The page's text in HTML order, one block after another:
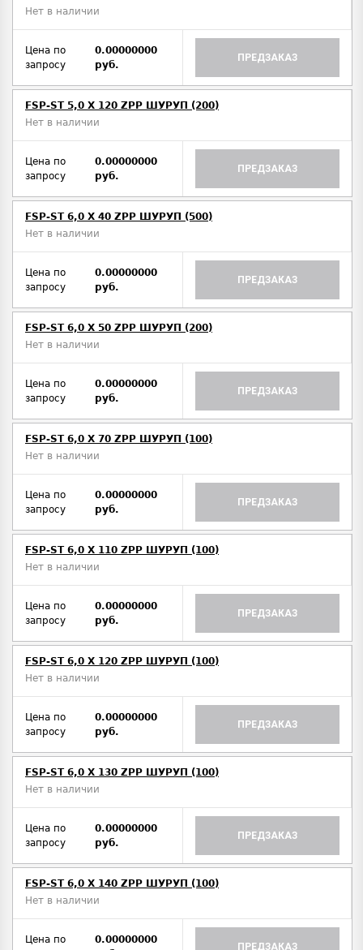
Нет в наличии
Цена по
запросу
0.00000000
руб.
ПРЕДЗАКАЗ
FSP-ST 5,0 X 120 ZPP ШУРУП (200)
Нет в наличии
Цена по
запросу
0.00000000
руб.
ПРЕДЗАКАЗ
FSP-ST 6,0 X 40 ZPP ШУРУП (500)
Нет в наличии
Цена по
запросу
0.00000000
руб.
ПРЕДЗАКАЗ
FSP-ST 6,0 X 50 ZPP ШУРУП (200)
Нет в наличии
Цена по
запросу
0.00000000
руб.
ПРЕДЗАКАЗ
FSP-ST 6,0 X 70 ZPP ШУРУП (100)
Нет в наличии
Цена по
запросу
0.00000000
руб.
ПРЕДЗАКАЗ
FSP-ST 6,0 X 110 ZPP ШУРУП (100)
Нет в наличии
Цена по
запросу
0.00000000
руб.
ПРЕДЗАКАЗ
FSP-ST 6,0 X 120 ZPP ШУРУП (100)
Нет в наличии
Цена по
запросу
0.00000000
руб.
ПРЕДЗАКАЗ
FSP-ST 6,0 X 130 ZPP ШУРУП (100)
Нет в наличии
Цена по
запросу
0.00000000
руб.
ПРЕДЗАКАЗ
FSP-ST 6,0 X 140 ZPP ШУРУП (100)
Нет в наличии
Цена по
0.00000000
ПРЕДЗАКАЗ